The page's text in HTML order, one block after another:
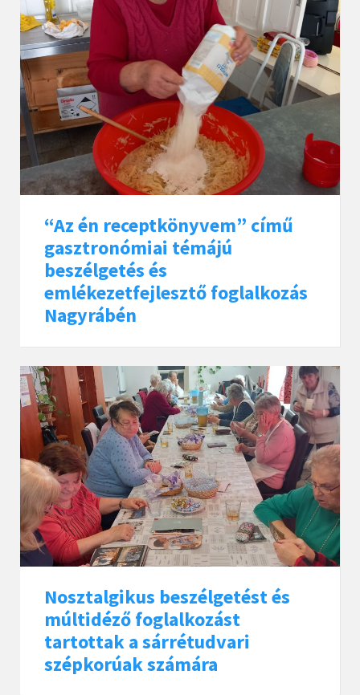
“Az én receptkönyvem” című
gasztronómiai témájú
beszélgetés és
emlékezetfejlesztő foglalkozás
Nagyrábén
Nosztalgikus beszélgetést és
múltidéző foglalkozást
tartottak a sárrétudvari
szépkorúak számára